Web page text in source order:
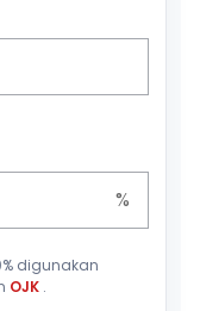
%
digunakan
OJK .